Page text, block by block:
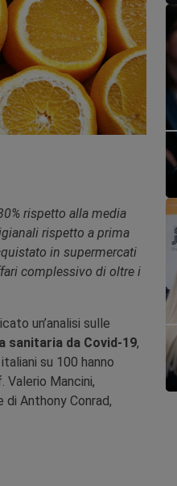
rispetto alla media
rispetto a prima
in supermercati
complessivo di oltre i
un’analisi sulle
sanitaria da Covid-19,
su 100 hanno
Valerio Mancini,
Anthony Conrad,